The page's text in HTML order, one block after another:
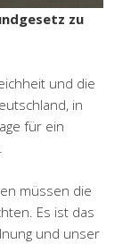
zu
und die
in
für ein
müssen die
Es ist das
und unser